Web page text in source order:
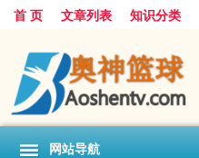
首 页 文章列表 知识分类
网站导航